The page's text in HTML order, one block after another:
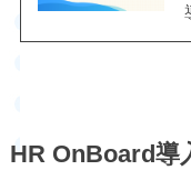
HR OnBoard導